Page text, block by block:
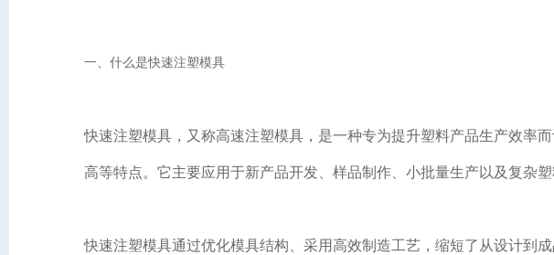
一、什么是快速注塑模具
快速注塑模具，又称高速注塑模具，是一种专为提升塑料产品生产效率
高等特点。它主要应用于新产品开发、样品制作、小批量生产以及复杂塑
快速注塑模具通过优化模具结构、采用高效制造工艺，缩短了从设计到